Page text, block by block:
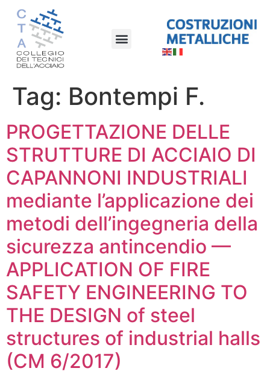
Tag: Bontempi F.
PROGETTAZIONE DELLE
STRUTTURE DI ACCIAIO DI
CAPANNONI INDUSTRIALI
mediante l’applicazione dei
metodi dell’ingegneria della
sicurezza antincendio —
APPLICATION OF FIRE
SAFETY ENGINEERING TO
THE DESIGN of steel
structures of industrial halls
(CM 6/2017)